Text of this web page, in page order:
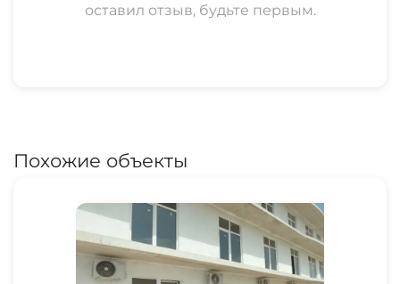
оставил отзыв, будьте первым.
Похожие объекты